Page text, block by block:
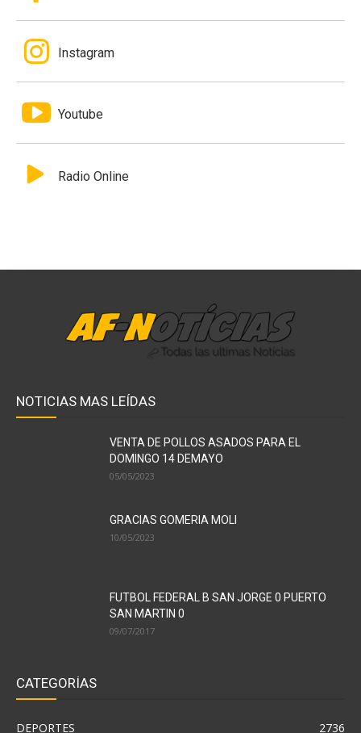
Instagram
Youtube
Radio Online
NOTICIAS MAS LEÍDAS
VENTA DE POLLOS ASADOS PARA EL
DOMINGO 14 DEMAYO
05/05/2023
GRACIAS GOMERIA MOLI
10/05/2023
FUTBOL FEDERAL B SAN JORGE 0 PUERTO
SAN MARTIN 0
09/07/2017
CATEGORÍAS
DEPORTES 2736